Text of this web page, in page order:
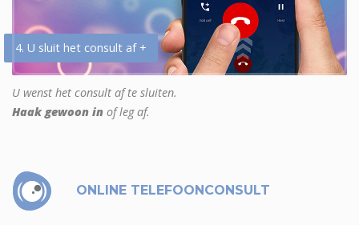
4. U sluit het consult af +
U wenst het consult af te sluiten.
Haak gewoon in of leg af.
ONLINE TELEFOONCONSULT